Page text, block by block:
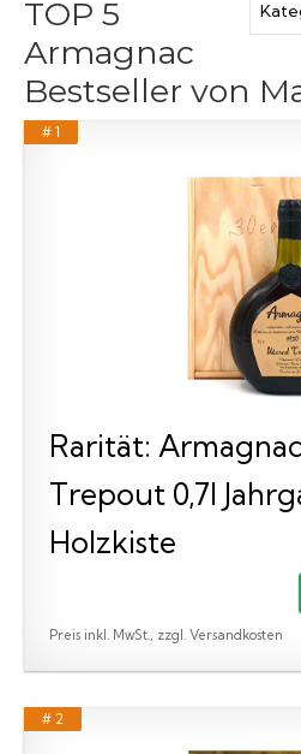
TOP 5
Armagnac
Bestseller von
# 1
Rarität:
Trepout 0,7l
Holzkiste
Preis inkl. MwSt., zzgl. Versandkosten
# 2